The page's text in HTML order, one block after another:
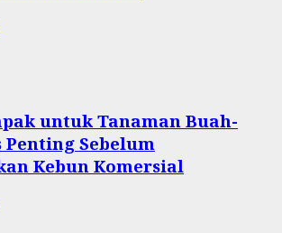
untuk Tanaman Buah-
Penting Sebelum
Kebun Komersial